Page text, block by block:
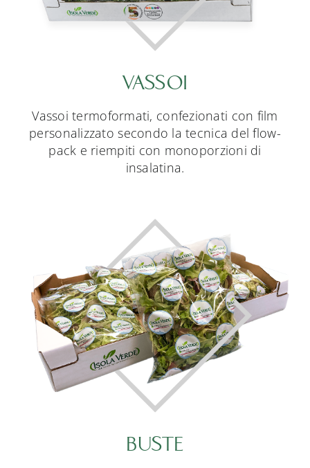
VASSOI
Vassoi termoformati, confezionati con film
personalizzato secondo la tecnica del flow-
pack e riempiti con monoporzioni di
insalatina.
BUSTE